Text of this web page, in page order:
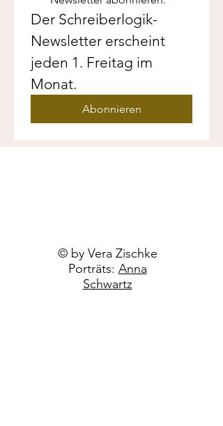
Der Schreiberlogik-
Newsletter erscheint
jeden 1. Freitag im
Monat.
Abonnieren
© by Vera Zischke
Porträts: Anna
Schwartz